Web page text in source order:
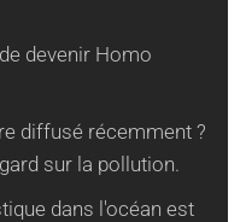
devenir Homo
diffusé récemment ?
sur la pollution.
dans l'océan est